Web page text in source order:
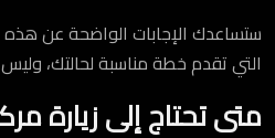
ستساعدك الإجابات الواضحة عن هذه
التي تقدم خطة مناسبة لحالتك،
متى تحتاج إلى زيارة